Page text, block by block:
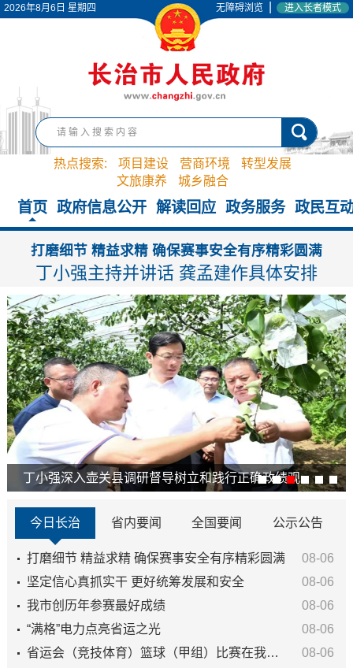
2026年8月6日 星期四 无障碍浏览 进入长者模式
热点搜索: 项目建设 营商环境
转型发展
文旅康养
城乡融合
首页 政府信息公开 解读回应 政务服务 政民互
打磨细节 精益求精 确保赛事安全有序精彩圆满
丁小强主持并讲话 龚孟建作具体安排
丁小强深入壶关县调研督导树立和践行正确政绩观...
今日长治 省内要闻 全国要闻 公示公告
打磨细节 精益求精 确保赛事安全有序精彩圆满
08-06
坚定信心真抓实干 更好统筹发展和安全
08-06
我市创历年参赛最好成绩
08-06
“满格”电力点亮省运之光
08-06
省运会（竞技体育）篮球（甲组）比赛在我市激情开赛
08-06